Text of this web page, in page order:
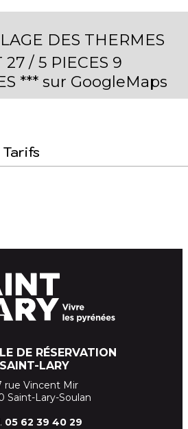
DES THERMES
27 / 5 PIECES 9
*** sur GoogleMaps
DE RÉSERVATION
SAINT-LARY
rue Vincent Mir
Saint-Lary-Soulan
05 62 39 40 29